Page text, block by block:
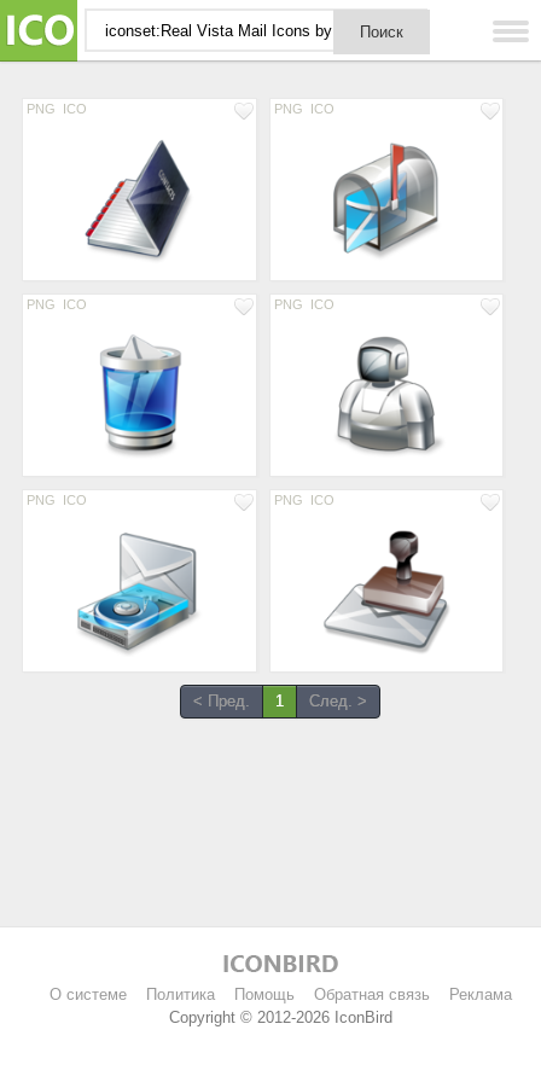
PNG ICO PNG ICO
PNG ICO PNG ICO
PNG ICO PNG ICO
< Пред. 1 След. >
О системе Политика Помощь Обратная связь
Реклама
Copyright © 2012-2026 IconBird